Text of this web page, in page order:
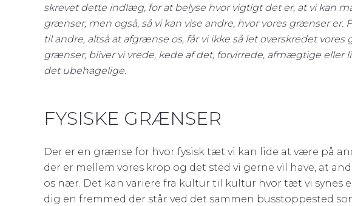
skrevet dette indlæg, for at belyse hvor vigtigt det er, at vi kan
grænser, men også, så vi kan vise andre, hvor vores grænser er.
til andre, altså at afgrænse os, får vi ikke så let overskredet
grænser, bliver vi vrede, kede af det, forvirrede, afmægtige eller
det ubehagelige.
FYSISKE GRÆNSER
Der er en grænse for hvor fysisk tæt vi kan lide at være på
der er mellem vores krop og det sted vi gerne vil have, at
os nær. Det kan variere fra kultur til kultur hvor tæt vi synes
dig en fremmed der står ved det sammen busstoppested